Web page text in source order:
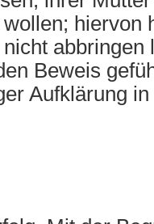
hiervon
abbringen
Beweis
Aufklärung